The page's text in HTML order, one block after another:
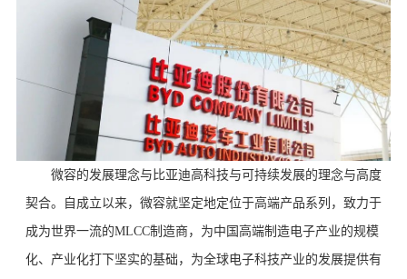
微容的发展理念与比亚迪高科技与可持续发展的理念与高度
契合。自成立以来，微容就坚定地定位于高端产品系列，致力于
成为世界一流的MLCC制造商，为中国高端制造电子产业的规模
化、产业化打下坚实的基础，为全球电子科技产业的发展提供有